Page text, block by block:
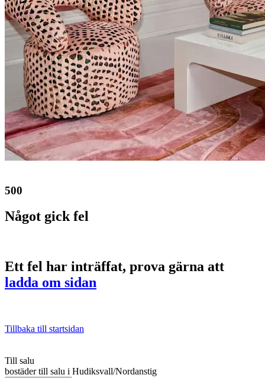
500
Något gick fel
Ett fel har inträffat, prova gärna att
ladda om sidan
Tillbaka till startsidan
Till salu
bostäder till salu i Hudiksvall/Nordanstig